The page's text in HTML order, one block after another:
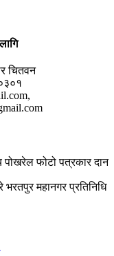
चितवन
पोखरेलफोटो पत्रकारदान
भरतपुर महानगर प्रतिनिधि